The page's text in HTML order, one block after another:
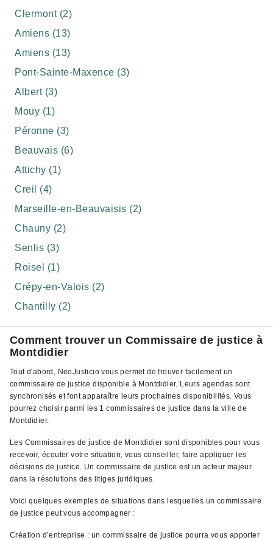
Clermont (2)
Amiens (13)
Amiens (13)
Pont-Sainte-Maxence (3)
Albert (3)
Mouy (1)
Péronne (3)
Beauvais (6)
Attichy (1)
Creil (4)
Marseille-en-Beauvaisis (2)
Chauny (2)
Senlis (3)
Roisel (1)
Crépy-en-Valois (2)
Chantilly (2)
Comment trouver un Commissaire de justice à
Montdidier
Tout d'abord, NeoJusticio vous permet de trouver facilement un
commissaire de justice disponible à Montdidier. Leurs agendas sont
synchronisés et font apparaître leurs prochaines disponibilités. Vous
pourrez choisir parmi les 1 commissaires de justice dans la ville de
Montdidier.
Les Commissaires de justice de Montdidier sont disponibles pour vous
recevoir, écouter votre situation, vous conseiller, faire appliquer les
décisions de justice. Un commissaire de justice est un acteur majeur
dans la résolutions des litiges juridiques.
Voici quelques exemples de situations dans lesquelles un commissaire
de justice peut vous accompagner :
Création d’entreprise : un commissaire de justice pourra vous apporter